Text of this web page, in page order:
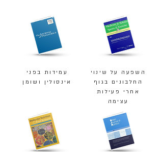
עמידות בפני
אינסולין ושומן
השפעה על שינוי
החלבונים בגוף
אחרי פעילות
עצימה